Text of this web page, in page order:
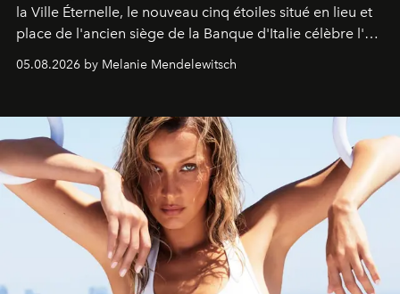
la Ville Éternelle, le nouveau cinq étoiles situé en lieu et
place de l'ancien siège de la Banque d'Italie célèbre l'art
de vivre Romain dans toute son élégance intemporelle.
05.08.2026 by Melanie Mendelewitsch